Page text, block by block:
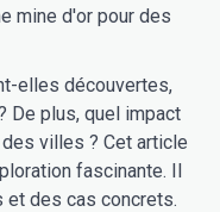
mine d'or pour des
elles découvertes,
De plus, quel impact
villes ? Cet article
fascinante. Il
et des cas concrets.